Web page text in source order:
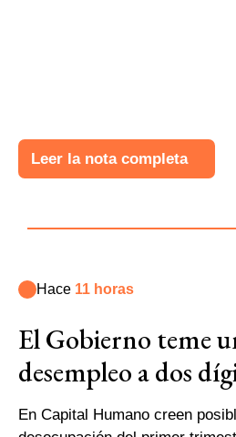
Leer la nota completa
Hace 11 horas
El Gobierno teme
desempleo a dos
En Capital Humano creen